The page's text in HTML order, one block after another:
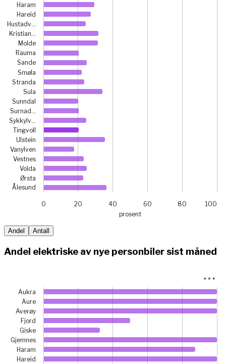
prosent
Haram
Hareid
Hustadv…
Kristian…
Molde
Rauma
Sande
Smøla
Stranda
Sula
Sunndal
Surnad…
Sykkylv…
Tingvoll
Ulstein
Vanylven
Vestnes
Volda
Ørsta
Ålesund
0 20 40 60 80 100
End of interactive chart.
Andel Antall
Andel elektriske av nye personbiler sist måned
Bar chart with 26 bars.
View as data table, Chart
The chart has 1 X axis displaying categories.
The chart has 1 Y axis displaying prosent. Data ranges
Aukra
Aure
Averøy
Fjord
Giske
Gjemnes
Haram
Hareid